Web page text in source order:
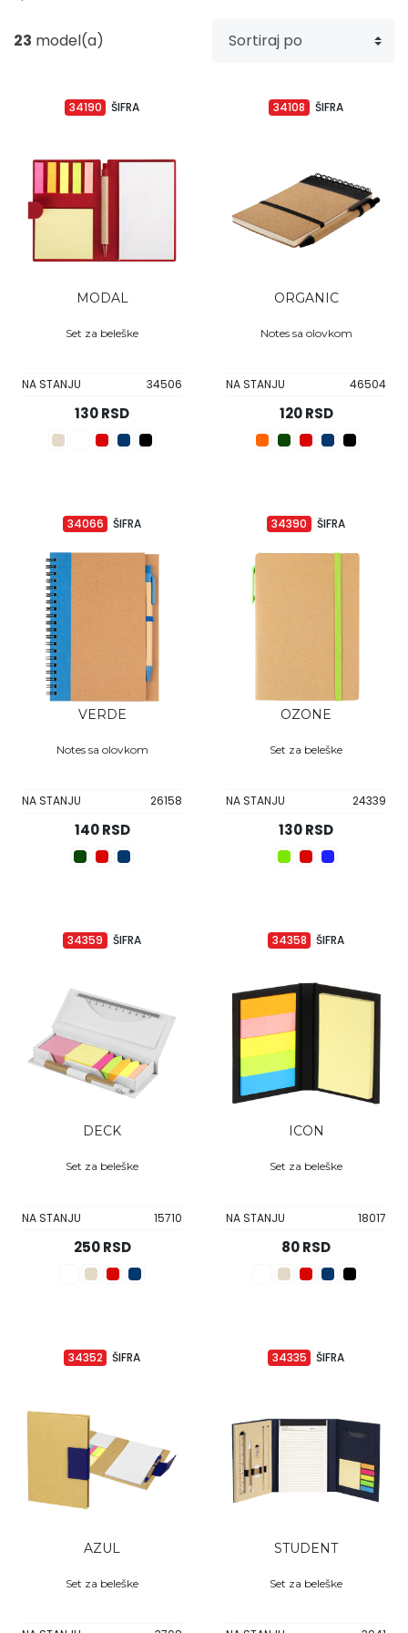
23 model(a)
ŠIFRA
34190
MODAL
Set za beleške
NA STANJU 34506
130 RSD
ŠIFRA
34108
ORGANIC
Notes sa olovkom
NA STANJU 46504
120 RSD
ŠIFRA
34066
VERDE
Notes sa olovkom
NA STANJU 26158
140 RSD
ŠIFRA
34390
OZONE
Set za beleške
NA STANJU 24339
130 RSD
ŠIFRA
34359
DECK
Set za beleške
NA STANJU 15710
250 RSD
ŠIFRA
34358
ICON
Set za beleške
NA STANJU 18017
80 RSD
ŠIFRA
34352
AZUL
Set za beleške
ŠIFRA
34335
STUDENT
Set za beleške
Upaljači
Tech portfolio